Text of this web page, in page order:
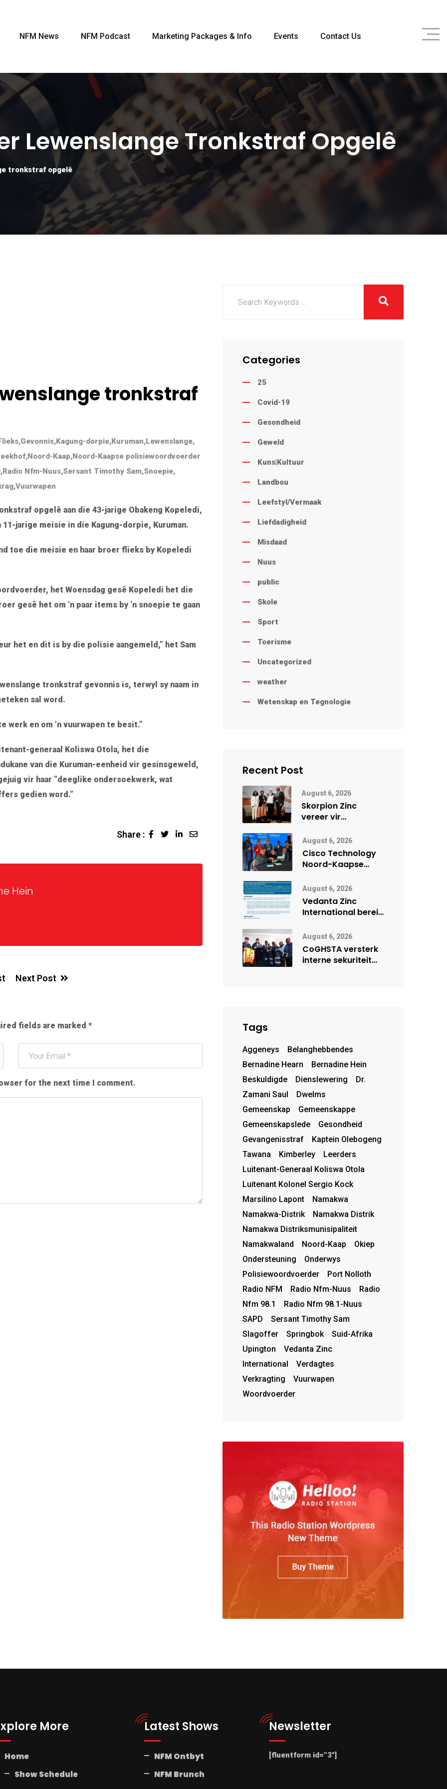
NFM News NFM Podcast Marketing Packages & Info Events Contact Us
Lewenslange Tronkstraf Opgelê
tronkstraf opgelê
tronkstraf
,Gevonnis,Kagung-dorpie,Kuruman,Lewenslange,
,Noord-Kaap,Noord-Kaapse polisiewoordvoerder
,Radio Nfm-Nuus,Sersant Timothy Sam,Snoepie,
,Vuurwapen
opgelê aan die 43-jarige Obakeng Kopeledi,
jarige meisie in die Kagung-dorpie, Kuruman.
toe die meisie en haar broer flieks by Kopeledi
het Woensdag gesê Kopeledi het die
gesê het om ‘n paar items by ‘n snoepie te gaan
het en dit is by die polisie aangemeld,” het Sam
tronkstraf gevonnis is, terwyl sy naam in
sal word.
werk en om ’n vuurwapen te besit.”
generaal Koliswa Otola, het die
van die Kuruman-eenheid vir gesinsgeweld,
vir haar “deeglike ondersoekwerk, wat
gedien word.”
Share :
Hein
Next Post
fields are marked *
for the next time I comment.
Categories
25
Covid-19
Gesondheid
Geweld
Kuns|Kultuur
Landbou
Leefstyl/Vermaak
Liefdadigheid
Misdaad
Nuus
public
Skole
Sport
Toerisme
Uncategorized
weather
Wetenskap en Tegnologie
Recent Post
August 6, 2026
Skorpion Zinc
vereer vir
veiligheidsprestasie
by Namibië Mynbou
Ekspo
August 6, 2026
Cisco Technology
Noord-Kaapse
digitale toekoms
deur Cisco-
vennootskap
August 6, 2026
Vedanta Zinc
International berei
vir moontlike
herbegin
August 6, 2026
CoGHSTA versterk
interne sekuriteit
Tags
Aggeneys
Belanghebbendes
Bernadine Hearn
Bernadine Hein
Beskuldigde
Dienslewering
Dr.
Zamani Saul
Dwelms
Gemeenskap
Gemeenskappe
Gemeenskapslede
Gesondheid
Gevangenisstraf
Kaptein Olebogeng
Tawana
Kimberley
Leerders
Luitenant-Generaal Koliswa Otola
Luitenant Kolonel Sergio Kock
Marsilino Lapont
Namakwa
Namakwa-Distrik
Namakwa Distrik
Namakwa Distriksmunisipaliteit
Namakwaland
Noord-Kaap
Okiep
Ondersteuning
Onderwys
Polisiewoordvoerder
Port Nolloth
Radio NFM
Radio Nfm-Nuus
Radio
Nfm 98.1
Radio Nfm 98.1-Nuus
SAPD
Sersant Timothy Sam
Slagoffer
Springbok
Suid-Afrika
Upington
Vedanta Zinc
International
Verdagtes
Verkragting
Vuurwapen
Woordvoerder
More
Home
Show Schedule
Latest Shows
NFM Ontbyt
NFM Brunch
Newsletter
[fluentform id=”3″]